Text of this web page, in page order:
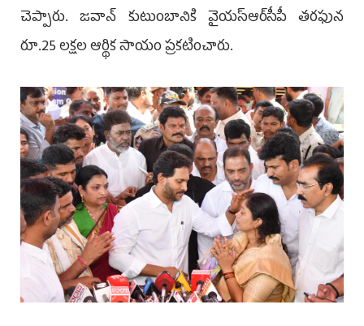
చెప్పారు. జ‌వాన్ కుటుంబానికి వైయ‌స్ఆర్‌సీపీ తరఫున
రూ.25 లక్షల ఆర్థిక సాయం ప్రకటించారు.